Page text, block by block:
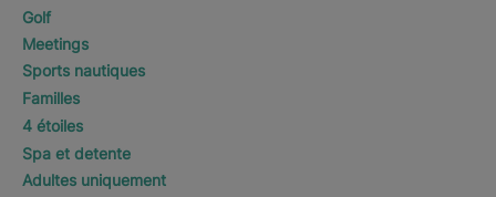
Golf
Meetings
Sports nautiques
Familles
4 étoiles
Spa et detente
Adultes uniquement